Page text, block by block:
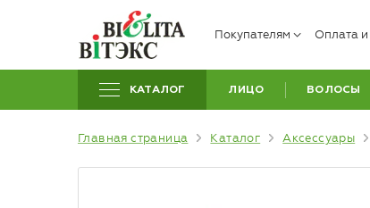
Покупателям Оплата и
КАТАЛОГ ЛИЦО ВОЛОСЫ
Главная страница Каталог Аксессуары